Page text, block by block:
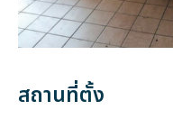
สถานที่ตั้ง